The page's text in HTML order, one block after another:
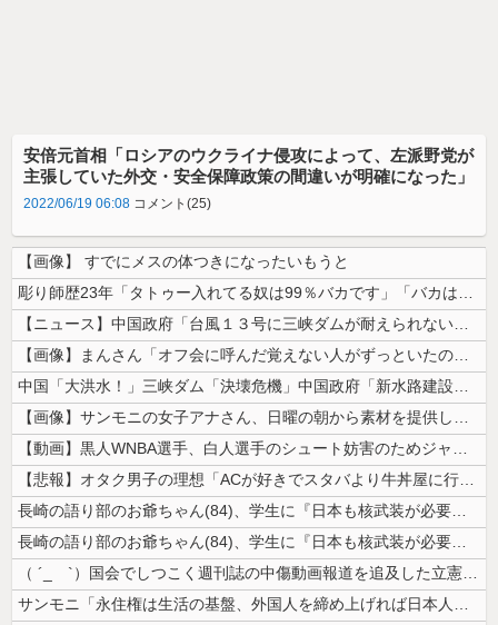
安倍元首相「ロシアのウクライナ侵攻によって、左派野党が
主張していた外交・安全保障政策の間違いが明確になった」
2022/06/19 06:08 コメント(25)
【画像】 すでにメスの体つきになったいもうと
彫り師歴23年「タトゥー入れてる奴は99％バカです」「バカは5000円...
【ニュース】中国政府「台風１３号に三峡ダムが耐えられない！全開放流しろ...
【画像】まんさん「オフ会に呼んだ覚えない人がずっといたので晒すわ」（パ...
中国「大洪水！」三峡ダム「決壊危機」中国政府「新水路建設！（三峡新水路...
【画像】サンモニの女子アナさん、日曜の朝から素材を提供してしまう
【動画】黒人WNBA選手、白人選手のシュート妨害のためジャンピング・ネ...
【悲報】オタク男子の理想「ACが好きでスタバより牛丼屋に行きたがる女」...
長崎の語り部のお爺ちゃん(84)、学生に『日本も核武装が必要』と言われ...
長崎の語り部のお爺ちゃん(84)、学生に『日本も核武装が必要』と言われ...
（ ´_ゝ`）国会でしつこく週刊誌の中傷動画報道を追及した立憲議員、自...
サンモニ「永住権は生活の基盤、外国人を締め上げれば日本人が生きやすくな...